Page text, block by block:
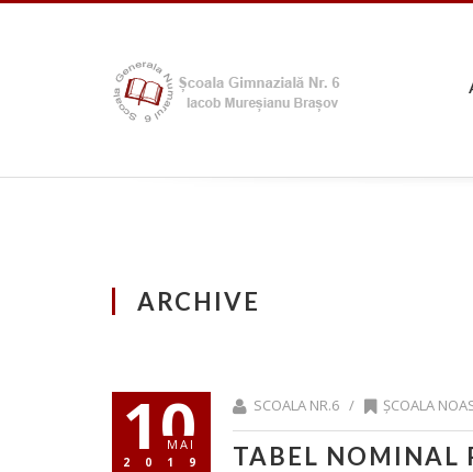
ARCHIVE
10
MAI
2019
SCOALA NR.6 / ȘCOALA
TABEL NOMINAL